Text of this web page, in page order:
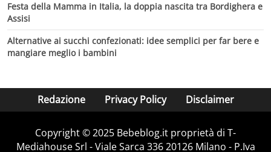
Festa della Mamma in Italia, la doppia nascita tra Bordighera e
Assisi
Alternative ai succhi confezionati: idee semplici per far bere e
mangiare meglio i bambini
Redazione Privacy Policy Disclaimer
Copyright © 2025 Bebeblog.it proprietà di T-
Mediahouse Srl - Viale Sarca 336 20126 Milano - P.Iva